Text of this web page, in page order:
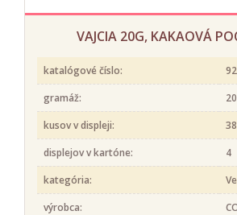
VAJCIA 20G, KAKAOVÁ
katalógové číslo:
gramáž:
kusov v displeji:
38
displejov v kartóne:
4
kategória:
výrobca: